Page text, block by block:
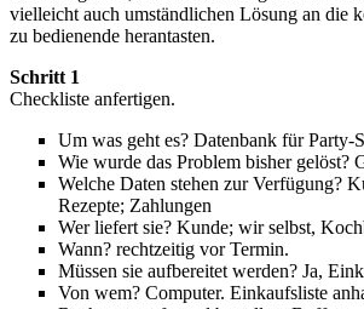
vielleicht auch umständlichen Lösung an die
zu bedienende herantasten.
Schritt 1
Checkliste anfertigen.
Um was geht es? Datenbank für Party-
Wie wurde das Problem bisher gelöst?
Welche Daten stehen zur Verfügung?
Rezepte; Zahlungen
Wer liefert sie? Kunde; wir selbst,
Wann? rechtzeitig vor Termin.
Müssen sie aufbereitet werden? Ja,
Von wem? Computer. Einkaufsliste